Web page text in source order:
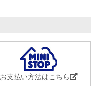
お支払い方法はこちら